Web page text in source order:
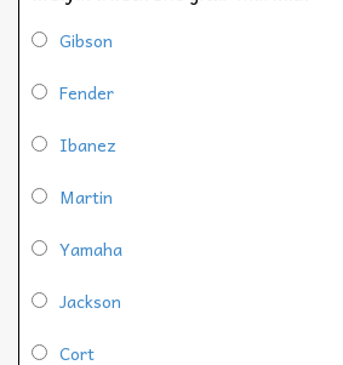
Gibson
Fender
Ibanez
Martin
Yamaha
Jackson
Cort